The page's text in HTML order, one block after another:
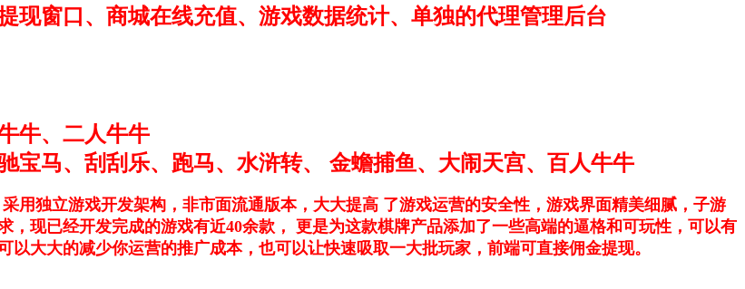
现窗口、商城在线充值、游戏数据统计、单独的代理管理后台
牛、二人牛牛
宝马、刮刮乐、跑马、水浒转、 金蟾捕鱼、大闹天宫、百人牛牛
用独立游戏开发架构，非市面流通版本，大大提高 了游戏运营的安全性，游戏界面精美细腻，子游
，现已经开发完成的游戏有近40余款， 更是为这款棋牌产品添加了一些高端的逼格和可玩性，可以有
大大的减少你运营的推广成本，也可以让快速吸取一大批玩家，前端可直接佣金提现。